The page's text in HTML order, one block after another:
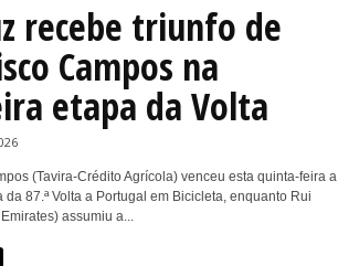
recebe triunfo de
Campos na
etapa da Volta
(Tavira-Crédito Agrícola) venceu esta quinta-feira a
da 87.ª Volta a Portugal em Bicicleta, enquanto Rui
assumiu a...